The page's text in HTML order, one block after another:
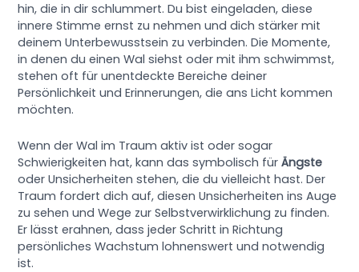
hin, die in dir schlummert. Du bist eingeladen, diese
innere Stimme ernst zu nehmen und dich stärker mit
deinem Unterbewusstsein zu verbinden. Die Momente,
in denen du einen Wal siehst oder mit ihm schwimmst,
stehen oft für unentdeckte Bereiche deiner
Persönlichkeit und Erinnerungen, die ans Licht kommen
möchten.
Wenn der Wal im Traum aktiv ist oder sogar
Schwierigkeiten hat, kann das symbolisch fürÄngste
oder Unsicherheiten stehen, die du vielleicht hast. Der
Traum fordert dich auf, diesen Unsicherheiten ins Auge
zu sehen und Wege zur Selbstverwirklichung zu finden.
Er lässt erahnen, dass jeder Schritt in Richtung
persönliches Wachstum lohnenswert und notwendig
ist.